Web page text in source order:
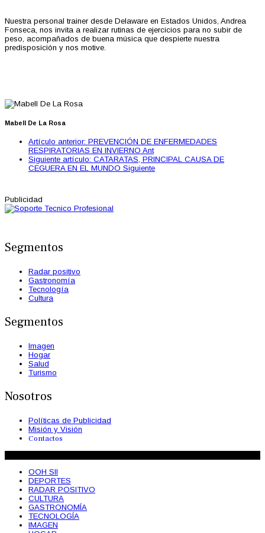
Nuestra personal trainer desde Delaware en Estados Unidos, Andrea
Fonseca, nos invita a realizar rutinas de ejercicios para no subir de
peso, acompañados de buena música que despierte nuestra
predisposición y nos motive.
Mabell De La Rosa
Artículo anterior: PREVENCIÓN DE ENFERMEDADES
RESPIRATORIAS EN INVIERNO Ant
Siguiente artículo: CATARATAS, PRINCIPAL CAUSA DE
CEGUERA EN EL MUNDO Siguiente
Publicidad
Segmentos
Radar positivo
Gastronomía
Tecnología
Cultura
Segmentos
Imagen
Hogar
Salud
Turismo
Nosotros
Políticas de Publicidad
Misión y Visión
Contactos
OOH SII
DEPORTES
RADAR POSITIVO
CULTURA
GASTRONOMÍA
TECNOLOGÍA
IMAGEN